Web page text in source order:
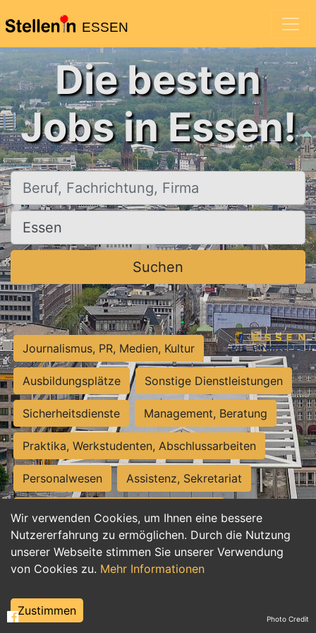
ESSEN
Wir verwenden Cookies, um Ihnen eine bessere
Nutzererfahrung zu ermöglichen. Durch die Nutzung
unserer Webseite stimmen Sie unserer Verwendung
von Cookies zu. Mehr Informationen
Zustimmen
Die besten
Jobs in Essen!
Beruf, Fachrichtung, Firma
Ort, Stadt
Suchen
Journalismus, PR, Medien, Kultur
Ausbildungsplätze Sonstige Dienstleistungen
Sicherheitsdienste Management, Beratung
Praktika, Werkstudenten, Abschlussarbeiten
Personalwesen Assistenz, Sekretariat
Hilfskräfte, Aushilfs- und Nebenjobs
Einkauf, Logistik, Materialwirtschaft
Weiterbildung, Studium, duale Ausbildung
Tourismus
Photo Credit